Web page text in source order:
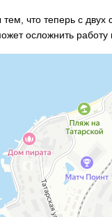
что теперь с
осложнить